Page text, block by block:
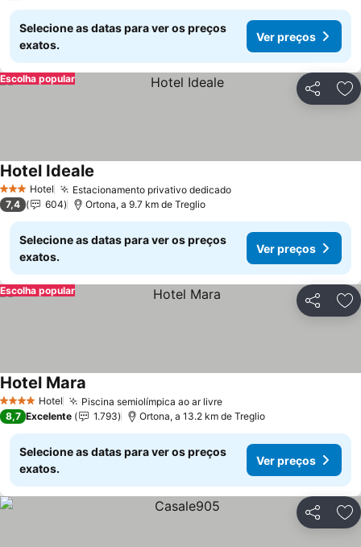
Selecione as datas para ver os preços
exatos.
Ver preços
Partilhar
Escolha popular
3 EstrelasHotel Estacionamento privativo dedicado
Hotel Ideale
7,4 604 Ortona, a 9.7 km de Treglio
Selecione as datas para ver os preços
exatos.
Ver preços
Partilhar
Escolha popular
4 EstrelasHotel Piscina semiolímpica ao ar livre
Hotel Mara
8,7 Excelente 1.793 Ortona, a 13.2 km de Treglio
Selecione as datas para ver os preços
exatos.
Ver preços
Partilhar